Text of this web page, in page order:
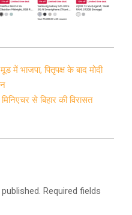
में भाजपा, पितृपक्ष के बाद मोदी
से बिहार की विरासत
Required fields